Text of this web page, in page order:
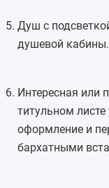
Душ с
душевой
Интересная или
титульном
оформление и
бархатными